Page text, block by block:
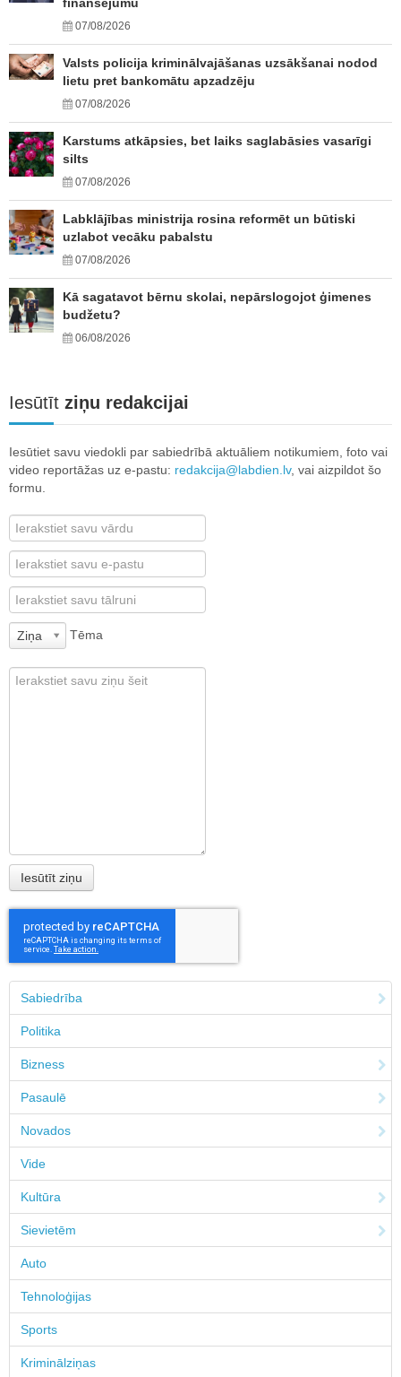
07/08/2026
Valsts policija kriminālvajāšanas uzsākšanai nodod
lietu pret bankomātu apzadzēju
07/08/2026
Karstums atkāpsies, bet laiks saglabāsies vasarīgi
silts
07/08/2026
Labklājības ministrija rosina reformēt un būtiski
uzlabot vecāku pabalstu
07/08/2026
Kā sagatavot bērnu skolai, nepārslogojot ģimenes
budžetu?
06/08/2026
Iesūtīt ziņu redakcijai
Iesūtiet savu viedokli par sabiedrībā aktuāliem notikumiem, foto vai
video reportāžas uz e-pastu: redakcija@labdien.lv, vai aizpildot šo
formu.
Ziņa Tēma
Sabiedrība
Politika
Bizness
Pasaulē
Novados
Vide
Kultūra
Sievietēm
Auto
Tehnoloģijas
Sports
Kriminālziņas